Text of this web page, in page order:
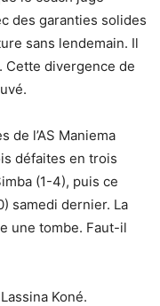
des garanties solides
sans lendemain. Il
Cette divergence de
de l’AS Maniema
défaites en trois
(1-4), puis ce
samedi dernier. La
une tombe. Faut-il
Koné.